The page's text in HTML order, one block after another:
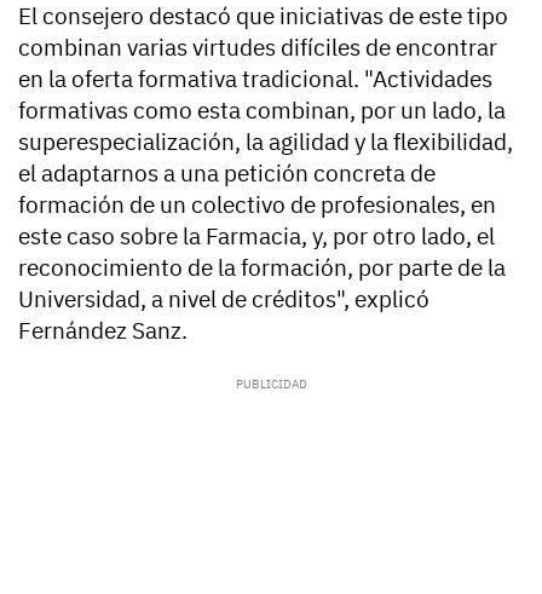
El consejero destacó que iniciativas de este tipo
combinan varias virtudes difíciles de encontrar
en la oferta formativa tradicional. "Actividades
formativas como esta combinan, por un lado, la
superespecialización, la agilidad y la flexibilidad,
el adaptarnos a una petición concreta de
formación de un colectivo de profesionales, en
este caso sobre la Farmacia, y, por otro lado, el
reconocimiento de la formación, por parte de la
Universidad, a nivel de créditos", explicó
Fernández Sanz.